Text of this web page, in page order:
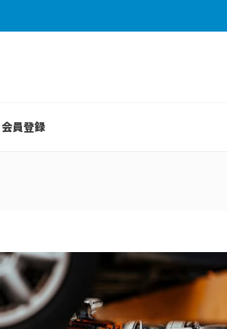
会員登録